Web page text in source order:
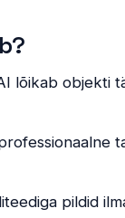
lõikab objekti
pildid